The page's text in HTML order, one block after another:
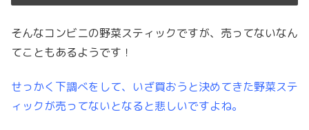
そんなコンビニの野菜スティックですが、売ってないなん
てこともあるようです！
せっかく下調べをして、いざ買おうと決めてきた野菜ステ
ィックが売ってないとなると悲しいですよね。